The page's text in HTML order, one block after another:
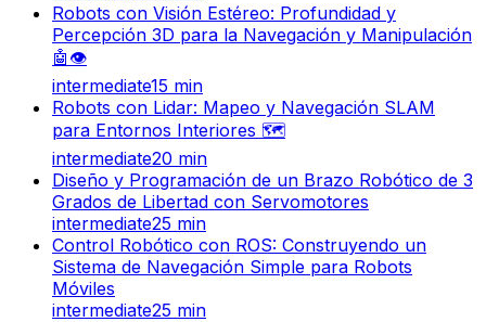
Robots con Visión Estéreo: Profundidad y
Percepción 3D para la Navegación y Manipulación
🤖👁️
intermediate15 min
Robots con Lidar: Mapeo y Navegación SLAM
para Entornos Interiores 🗺️
intermediate20 min
Diseño y Programación de un Brazo Robótico de 3
Grados de Libertad con Servomotores
intermediate25 min
Control Robótico con ROS: Construyendo un
Sistema de Navegación Simple para Robots
Móviles
intermediate25 min